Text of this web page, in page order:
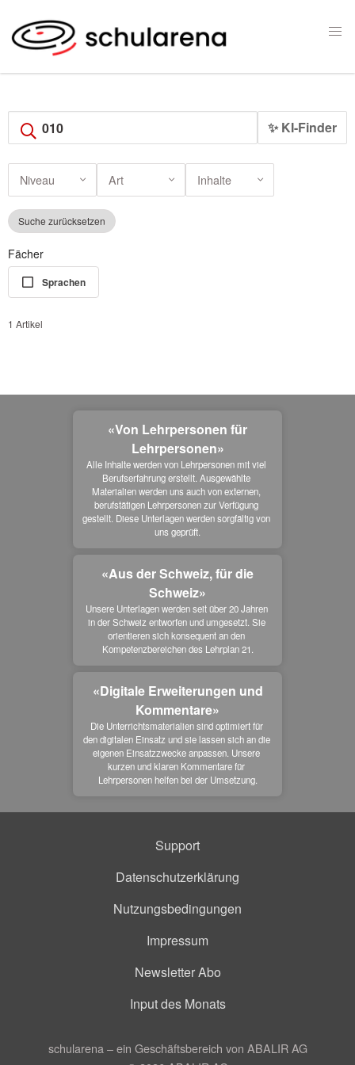
✨ KI-Finder
Niveau Art Inhalte
Suche zurücksetzen
Fächer
Sprachen
1 Artikel
«Von Lehrpersonen für
Lehrpersonen»
Alle Inhalte werden von Lehrpersonen mit viel
Berufserfahrung erstellt. Ausgewählte
Materialien werden uns auch von externen,
berufstätigen Lehrpersonen zur Verfügung
gestellt. Diese Unterlagen werden sorgfältig von
uns geprüft.
«Aus der Schweiz, für die
Schweiz»
Unsere Unterlagen werden seit über 20 Jahren
in der Schweiz entworfen und umgesetzt. Sie
orientieren sich konsequent an den
Kompetenzbereichen des Lehrplan 21.
«Digitale Erweiterungen und
Kommentare»
Die Unterrichtsmaterialien sind optimiert für
den digitalen Einsatz und sie lassen sich an die
eigenen Einsatzzwecke anpassen. Unsere
kurzen und klaren Kommentare für
Lehrpersonen helfen bei der Umsetzung.
Support
Datenschutzerklärung
Nutzungsbedingungen
Impressum
Newsletter Abo
Input des Monats
schularena – ein Geschäftsbereich von ABALIR AG